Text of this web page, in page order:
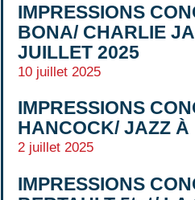
IMPRESSIONS
BONA/ CHARLIE
JUILLET 2025
10 juillet 2025
IMPRESSIONS
HANCOCK/ JAZZ À
2 juillet 2025
IMPRESSIONS